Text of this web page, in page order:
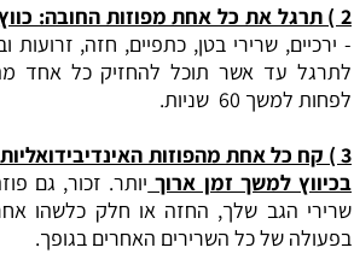
2 ‏) תרגל את כל אחת מפוזות החובה: ‏כווץ כל שריר ושריר
- ירכיים, שרירי בטן, כתפיים, חזה, זרועות
לתרגל עד אשר תוכל להחזיק כל אחד
לפחות למשך 60 ‏ שניות.
3 ‏) קח כל אחת מהפוזות
בכיווץ למשך זמן ארוך יותר. זכור, גם
שרירי הגב שלך, החזה או חלק כלשהו
בפעולה של כל השרירים האחרים בגופך.